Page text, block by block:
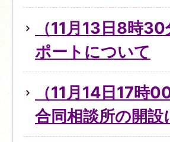
（11月13日8時
ポートについて
（11月14日17時
合同相談所の開設